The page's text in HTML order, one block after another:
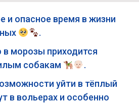
и опасное время в жизни
.
морозы приходится
собакам
.
уйти в тёплый
в вольерах и особенно